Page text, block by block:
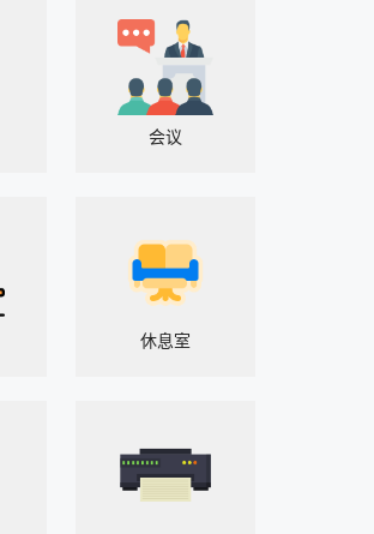
会议
休息室